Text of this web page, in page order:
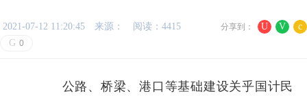
U V c
分享到：
2021-07-12 11:20:45 来源：
阅读：4415
G 0
公路、桥梁、港口等基础建设关乎国计民